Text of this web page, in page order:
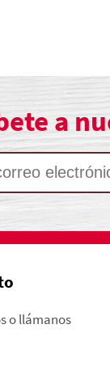
a
o llámanos